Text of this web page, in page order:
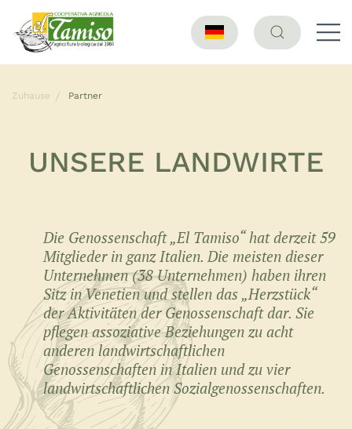
Zuhause Partner
UNSERE LANDWIRTE
Die Genossenschaft „El Tamiso“ hat derzeit 59
Mitglieder in ganz Italien. Die meisten dieser
Unternehmen (38 Unternehmen) haben ihren
Sitz in Venetien und stellen das „Herzstück“
der Aktivitäten der Genossenschaft dar. Sie
pflegen assoziative Beziehungen zu acht
anderen landwirtschaftlichen
Genossenschaften in Italien und zu vier
landwirtschaftlichen Sozialgenossenschaften.